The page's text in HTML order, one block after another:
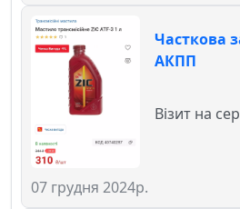
Часткова
АКПП
07 грудня 2024р.
Візит на